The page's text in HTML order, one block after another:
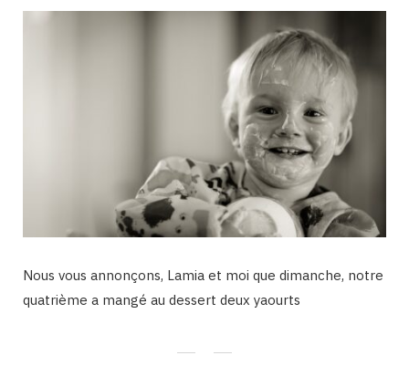
Nous vous annonçons, Lamia et moi que dimanche, notre
quatrième a mangé au dessert deux yaourts